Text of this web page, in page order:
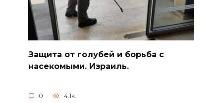
Защита от голубей и борьба с
насекомыми. Израиль.
0 4.1к.